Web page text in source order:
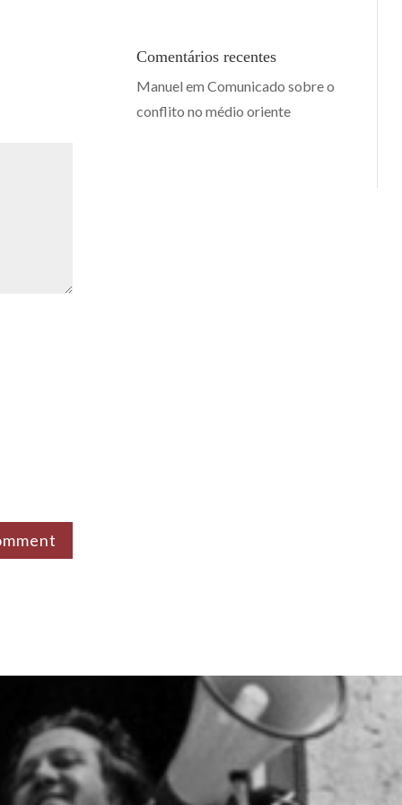
Comentários recentes
Manuel em Comunicado sobre o
conflito no médio oriente